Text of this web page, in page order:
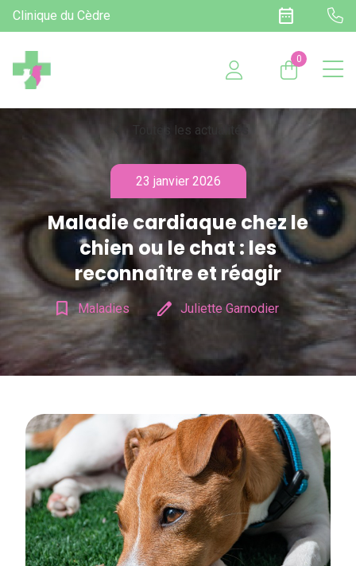
Clinique du Cèdre date_range
0
chevron_left Toutes les actualités
23 janvier 2026
Maladie cardiaque chez le
chien ou le chat : les
reconnaître et réagir
bookmark_border Maladies edit Juliette Garnodier